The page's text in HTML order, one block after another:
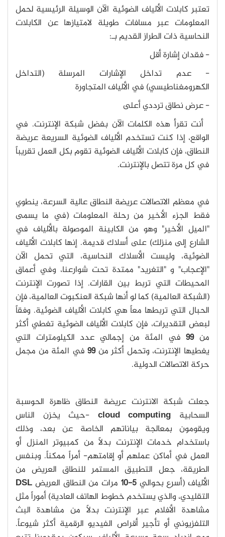
تعتبر كابلات الألياف الضوئية الآن الوسيلة الرئيسية لحمل
المعلومات عبر مسافات طويلة لامتيازها عن الكابلات
النحاسية ذات الطراز القديم بـ:
- فقدان إشارة أقل
- عدم تداخل الإشارات المرسلة (التداخل
الكهرومغناطيسي) في الألياف المتجاورة
- عرض نطاق ترددي أعلى
أنت تقرأ هذه الكلمات الآن بفضل شبكة الإنترنت. في
الواقع، إذا كنت تستخدم الألياف الضوئية السريعة عريضة
النطاق، فإن كابلات الألياف الضوئية تقوم بكل العمل تقريباً
في كل مرة تتصل بالإنترنت.
في معظم الاتصالات عريضة النطاق عالية السرعة، ينطوي
فقط الجزء الأخير من رحلة المعلومات (في ما يسمى
"الميل الأخير" وهو من الكابينة الموصولة بالألياف في
الشارع إلى منزلك) على أسلاك قديمة. إنها كابلات الألياف
الضوئية، وليست الأسلاك النحاسية، التي تحمل الآن
"الإعجاب" و "التغريد" ممتدة تحت شوارعنا، وفي أعماق
المحيطات التي تربط بين القارات. إذا تصورت الإنترنت
(الشبكة العالمية) كما لو أنها شبكة العنكبوت العالمية، فإن
الحبال التي تربطها معاً هي كابلات الألياف الضوئية. وفقاً
لبعض التقديرات، فإن كابلات الألياف الضوئية تغطي أكثر
من99في المئة من إجمالي عدد الكيلومترات التي
يغطيها الإنترنت، وتحمل أكثر من99في المئة من مجمل
حركة الاتصالات الدولية.
جعلت شبكة الانترنت عريضة النطاق ظاهرة الحوسبة
السحابية cloud computing -حيث يخزن الناس
ويقومون بمعالجة بياناتهم الخاصة عن بعد، وذلك
باستخدام خدمات الإنترنت بدلاً من كمبيوتر المنزل أو
العمل في أماكن عملهم أو إقامتهم- أمراً ممكناً. وبنفس
الطريقة، جعل التطبيق المستمر للنطاق العريض من
الألياف (أسرع بحوالي5-10 مرات من النطاق العريض DSL
التقليدي، والذي يستخدم خطوط الهاتف العادية) أموراً مثل
مشاهدة الأفلام عبر الإنترنت بدلاً من مشاهدة البث
التلفزيوني أو تأجير أقراص الفيديو الرقمية أكثر شيوعاً.